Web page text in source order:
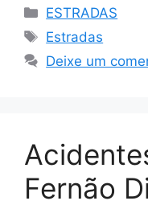
Categorias
ESTRADAS
Tags
Estradas
Deixe um
Fernão